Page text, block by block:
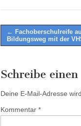
Post
navigation
← Fachoberschulreife
Bildungsweg mit der
Schreibe
Deine E-Mail-Adresse
Kommentar *